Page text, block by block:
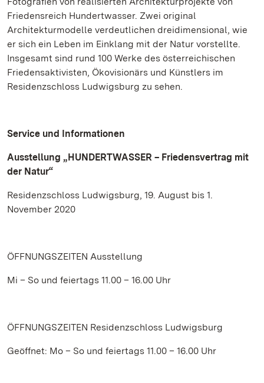
Friedensreich Hundertwasser. Zwei original
Architekturmodelle verdeutlichen dreidimensional, wie
er sich ein Leben im Einklang mit der Natur vorstellte.
Insgesamt sind rund 100 Werke des österreichischen
Friedensaktivisten, Ökovisionärs und Künstlers im
Residenzschloss Ludwigsburg zu sehen.
Service und Informationen
Ausstellung „HUNDERTWASSER – Friedensvertrag mit
der Natur“
Residenzschloss Ludwigsburg, 19. August bis 1.
November 2020
ÖFFNUNGSZEITEN Ausstellung
Mi – So und feiertags 11.00 – 16.00 Uhr
ÖFFNUNGSZEITEN Residenzschloss Ludwigsburg
Geöffnet: Mo – So und feiertags 11.00 – 16.00 Uhr